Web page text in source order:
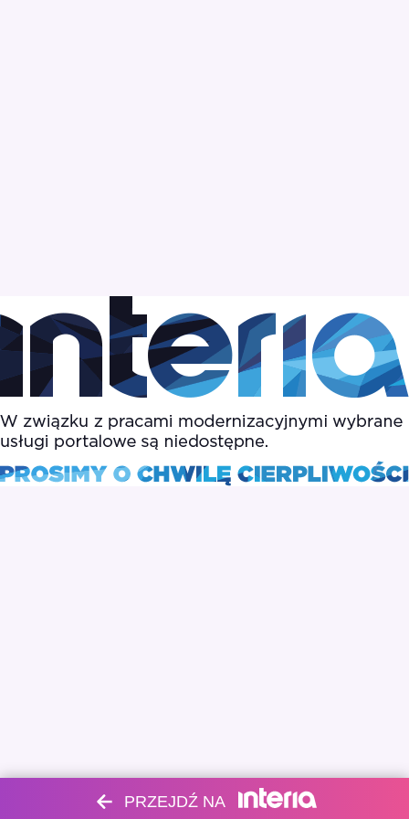
PRZEJDŹ NA